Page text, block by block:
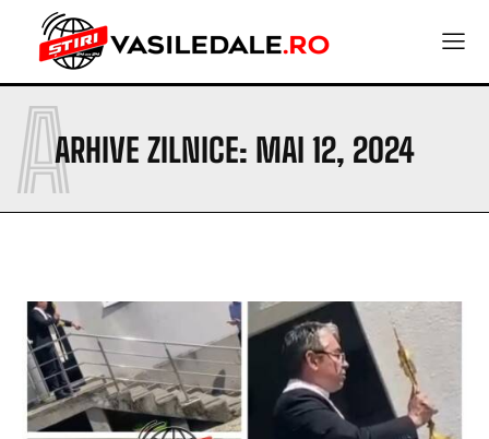
ARHIVE ZILNICE: MAI 12, 2024
A